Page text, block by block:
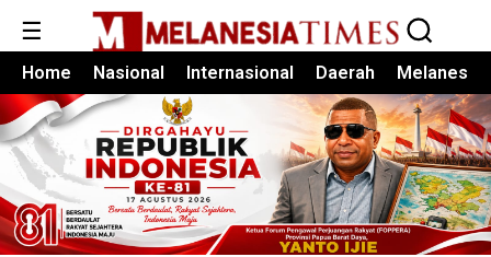
☰
Home Nasional Internasional Daerah Melanesia